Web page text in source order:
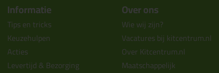
Informatie
Tips en tricks
Keuzehulpen
Acties
Levertijd & Bezorging
Over ons
Wie wij zijn?
Vacatures bij kitcentrum.nl
Over Kitcentrum.nl
Maatschappelijk